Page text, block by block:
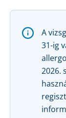
A
31-ig
2026.